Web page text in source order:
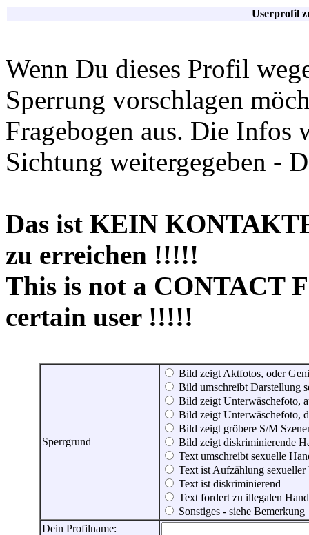
Userprofil
Wenn Du dieses Profil
Sperrung vorschlagen
Fragebogen aus. Die Infos
Sichtung weitergegeben -
Das ist KEIN
zu erreichen !!!!!
This is not a CONTACT
certain user !!!!!
Sperrgrund
Bild zeigt Aktfotos, oder
Bild umschreibt Darstellung
Bild zeigt Unterwäschefoto,
Bild zeigt Unterwäschefoto,
Bild zeigt gröbere S/M
Bild zeigt diskriminierende
Text umschreibt sexuelle
Text ist Aufzählung sexueller
Text ist diskriminierend
Text fordert zu illegalen
Sonstiges - siehe Bemerkung
Dein Profilname: